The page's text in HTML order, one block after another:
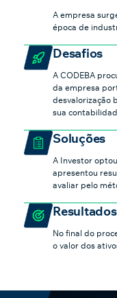
A empresa
época de
Desafios
A CODEBA
da empresa
desvalorização
sua
Soluções
A Investor
apresentou
avaliar pelo
Resultados
No final do
o valor dos